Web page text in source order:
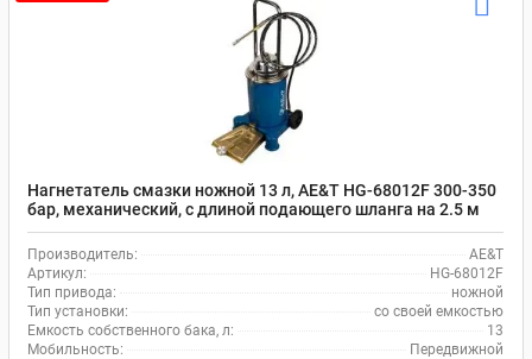
Нагнетатель смазки ножной 13 л, AE&T HG-68012F 300-350
бар, механический, с длиной подающего шланга на 2.5 м
Производитель:
AE&T
Артикул:
HG-68012F
Тип привода:
ножной
Тип установки:
со своей емкостью
Емкость собственного бака, л:
13
Мобильность:
Передвижной